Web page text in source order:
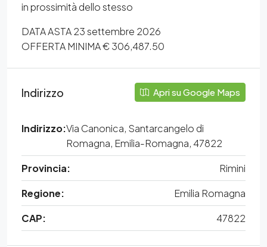
in prossimità dello stesso
DATA ASTA 23 settembre 2026
OFFERTA MINIMA € 306,487.50
Indirizzo Apri su Google Maps
Indirizzo:Via Canonica, Santarcangelo di
Romagna, Emilia-Romagna, 47822
Provincia:
Rimini
Regione:
Emilia Romagna
CAP:
47822